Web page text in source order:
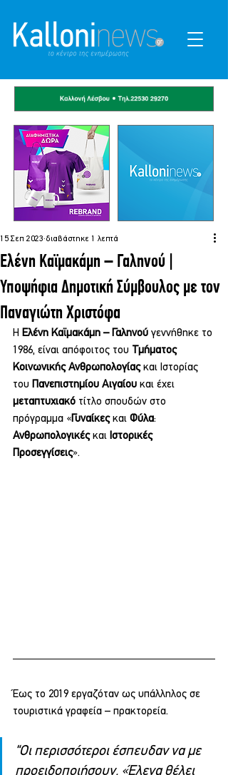
Ελένη Καϊμακάμη – Γαληνού |
Υποψήφια Δημοτική Σύμβουλος με τον
Παναγιώτη Χριστόφα
15 Σεπ 2023 διαβάστηκε 1 λεπτά
Η Ελένη Καϊμακάμη – Γαληνού γεννήθηκε το
1986, είναι απόφοιτος του Τμήματος
Κοινωνικής Ανθρωπολογίας και Ιστορίας
του Πανεπιστημίου Αιγαίου και έχει
μεταπτυχιακό τίτλο σπουδών στο
πρόγραμμα «Γυναίκες και Φύλα:
Ανθρωπολογικές και Ιστορικές
Προσεγγίσεις».
Έως το 2019 εργαζόταν ως υπάλληλος σε
τουριστικά γραφεία – πρακτορεία.
“Οι περισσότεροι έσπευδαν να με
προειδοποιήσουν, «Έλενα θέλει